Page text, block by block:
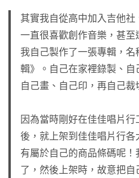
其實我自從高中加入吉他
一直很喜歡創作音樂，甚至
我自己製作了一張專輯，
輯》。自己在家裡錄製、
自己畫、自己印，再自己裁
因為當時剛好在佳佳唱片
後，就上架到佳佳唱片行
有屬於自己的商品條碼呢
了，然後上架時，故意把